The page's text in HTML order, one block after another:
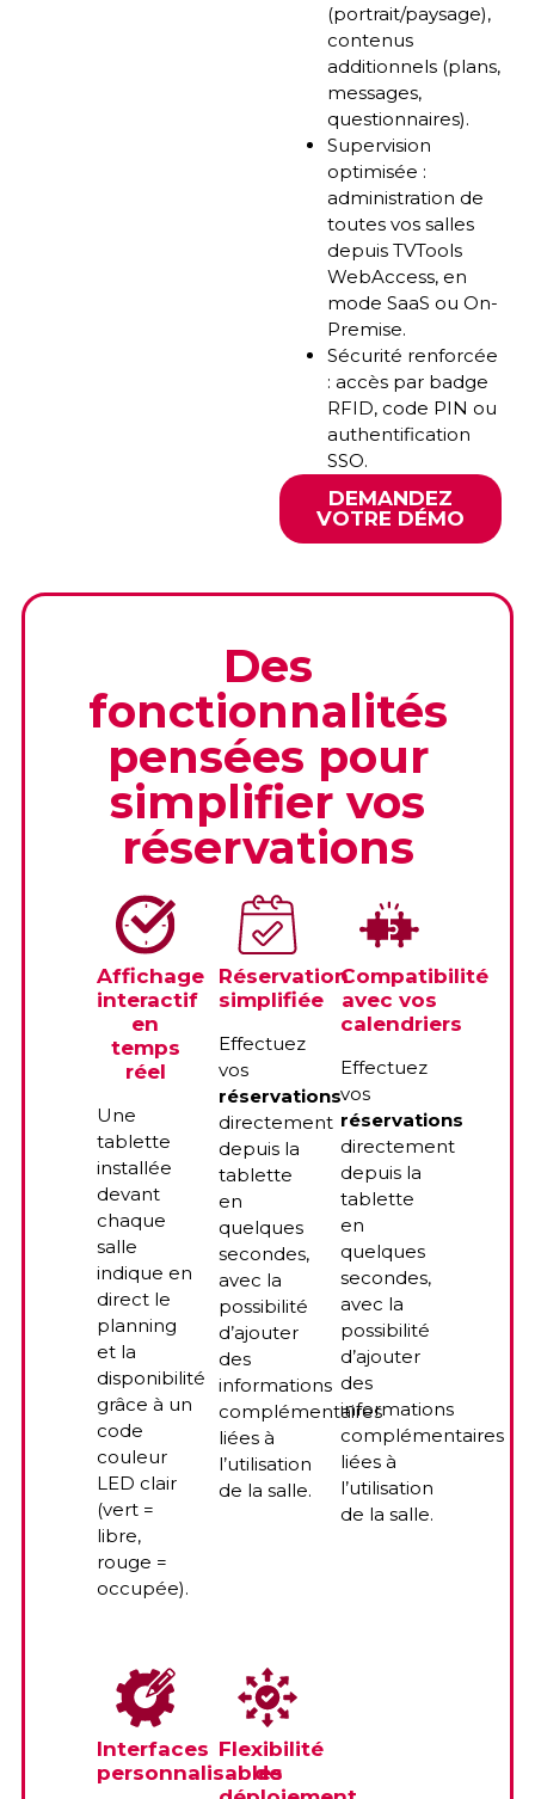
(portrait/paysage),
contenus
additionnels (plans,
messages,
questionnaires).
Supervision
optimisée :
administration de
toutes vos salles
depuis TVTools
WebAccess, en
mode SaaS ou On-
Premise.
Sécurité renforcée
: accès par badge
RFID, code PIN ou
authentification
SSO.
DEMANDEZ
VOTRE DÉMO
Des
fonctionnalités
pensées pour
simplifier vos
réservations
Affichage
interactif
en
temps
réel
Une
tablette
installée
devant
chaque
salle
indique en
direct le
planning
et la
disponibilité
grâce à un
code
couleur
LED clair
(vert =
libre,
rouge =
occupée).
Réservation
simplifiée
Effectuez
vos
réservations
directement
depuis la
tablette
en
quelques
secondes,
avec la
possibilité
d’ajouter
des
informations
complémentaires
liées à
l’utilisation
de la salle.
Compatibilité
avec vos
calendriers
Effectuez
vos
réservations
directement
depuis la
tablette
en
quelques
secondes,
avec la
possibilité
d’ajouter
des
informations
complémentaires
liées à
l’utilisation
de la salle.
Interfaces
personnalisables
Flexibilité
de